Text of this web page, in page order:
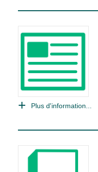
Plus d'information...